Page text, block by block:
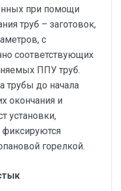
при помощи
труб – заготовок,
с
соответствующих
ППУ труб.
трубы до начала
окончания и
установки,
фиксируются
горелкой.